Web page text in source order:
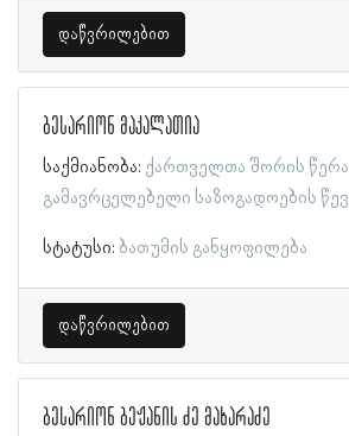
დაწვრილებით
ბესარიონ მაკალათია
საქმიანობა: ქართველთა შორის
გამავრცელებელი საზოგადოების
სტატუსი: ბათუმის განყოფილება
დაწვრილებით
ბესარიონ ბეჟანის ძე მახარაძე